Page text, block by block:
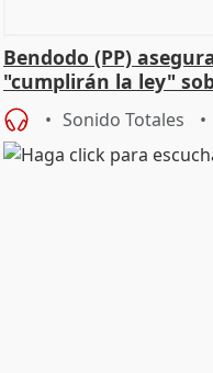
Bendodo (PP)
"cumplirán la ley"
Sonido Totales